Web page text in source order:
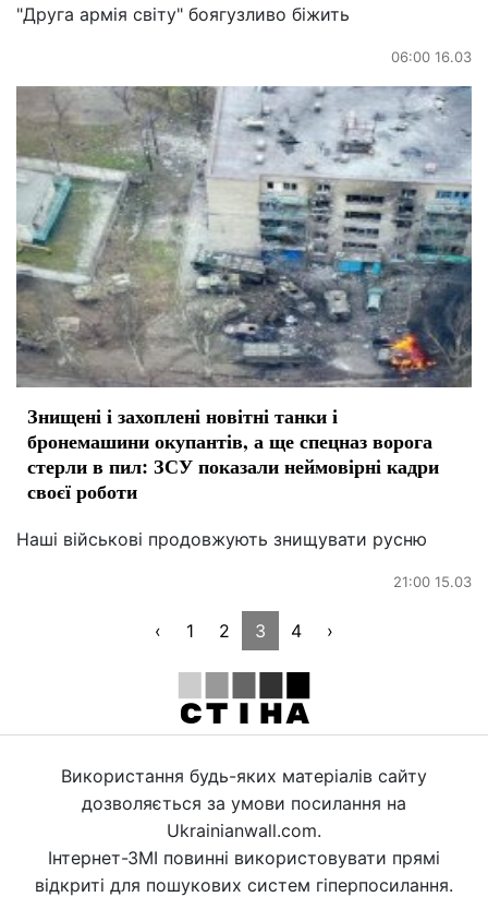
"Друга армія світу" боягузливо біжить
06:00 16.03
Знищені і захоплені новітні танки і
бронемашини окупантів, а ще спецназ ворога
стерли в пил: ЗСУ показали неймовірні кадри
своєї роботи
Наші військові продовжують знищувати русню
21:00 15.03
‹ 1 2 3 4 ›
Використання будь-яких матеріалів сайту
дозволяється за умови посилання на
Ukrainianwall.com.
Інтернет-ЗМІ повинні використовувати прямі
відкриті для пошукових систем гіперпосилання.